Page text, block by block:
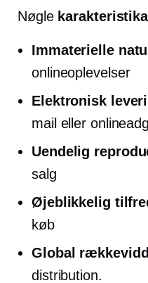
Nøgle
Immaterielle
onlineoplevelser
Elektronisk
mail eller
Uendelig
salg
Øjeblikkelig
køb
Global
distribution.